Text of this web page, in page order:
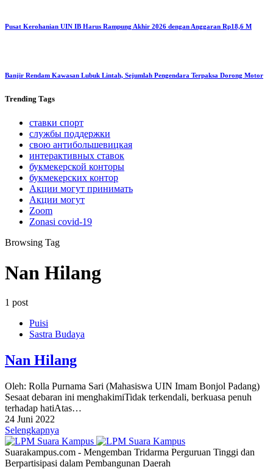
Pusat Kerohanian UIN IB Harus Rampung Akhir 2026 dengan Anggaran Rp18,6 M
Banjir Rendam Kawasan Lubuk Lintah, Sejumlah Pengendara Terpaksa Dorong Motor
Trending Tags
ставки спорт
службы поддержки
свою антибольшевицкая
интерактивных ставок
букмекерской конторы
букмекерских контор
Акции могут принимать
Акции могут
Zoom
Zonasi covid-19
Browsing Tag
Nan Hilang
1 post
Puisi
Sastra Budaya
Nan Hilang
Oleh: Rolla Purnama Sari (Mahasiswa UIN Imam Bonjol Padang)
Sesaat debaran ini menghakimiTidak terkendali, berkuasa penuh
terhadap hatiAtas…
24 Juni 2022
Selengkapnya
Suarakampus.com - Mengemban Tridarma Perguruan Tinggi dan
Berpartisipasi dalam Pembangunan Daerah